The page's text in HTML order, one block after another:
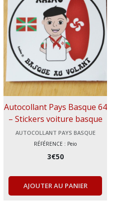
Autocollant Pays Basque 64
– Stickers voiture basque
au volant Idée cadeau Sud-
Ouest
AUTOCOLLANT PAYS BASQUE
RÉFÉRENCE : Peio
3€50
AJOUTER AU PANIER